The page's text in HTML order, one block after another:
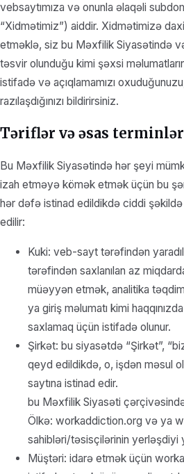
vebsaytımıza və onunla əlaqəli
“Xidmətimiz”) aiddir. Xidmətimizə
etməklə, siz bu Məxfilik Siyasətində
təsvir olunduğu kimi şəxsi
istifadə və açıqlamamızı
razılaşdığınızı bildirirsiniz.
Təriflər və əsas terminlər
Bu Məxfilik Siyasətində hər şeyi
izah etməyə kömək etmək üçün bu
hər dəfə istinad edildikdə ciddi şəkildə
edilir:
Kuki: veb-sayt tərəfindən
tərəfindən saxlanılan az
müəyyən etmək, analitika
ya giriş məlumatı kimi
saxlamaq üçün istifadə olunur.
Şirkət: bu siyasətdə “Şirkət”,
qeyd edildikdə, o, işdən məsul
saytına istinad edir.
bu Məxfilik Siyasəti çərçivəsində
Ölkə: workaddiction.org və ya
sahibləri/təsisçilərinin yerləşdiyi
Müştəri: idarə etmək üçün